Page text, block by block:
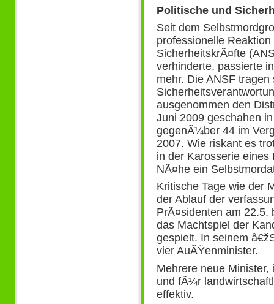
Politische und
Seit dem
professionelle
SicherheitskrÃ¤fte
verhinderte, passierte
mehr. Die ANSF
ausgenommen den
Juni 2009 geschahen
gegenÃ¼ber 44 im
2007. Wie riskant es
in der Karosserie
NÃ¤he ein
Kritische Tage wie der
der Ablauf der
PrÃ¤sidenten am 22.5.
das Machtspiel der
gespielt. In seinem
vier AuÃŸenminister.
Mehrere neue
und fÃ¼r
effektiv.